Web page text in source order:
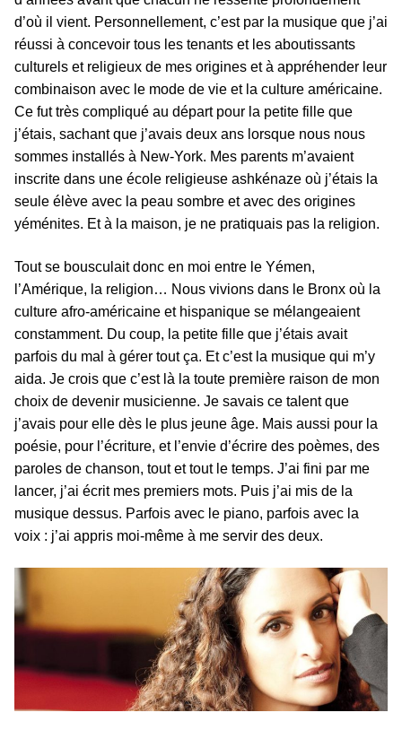
d’où il vient. Personnellement, c’est par la musique que j’ai
réussi à concevoir tous les tenants et les aboutissants
culturels et religieux de mes origines et à appréhender leur
combinaison avec le mode de vie et la culture américaine.
Ce fut très compliqué au départ pour la petite fille que
j’étais, sachant que j’avais deux ans lorsque nous nous
sommes installés à New-York. Mes parents m’avaient
inscrite dans une école religieuse ashkénaze où j’étais la
seule élève avec la peau sombre et avec des origines
yéménites. Et à la maison, je ne pratiquais pas la religion.
Tout se bousculait donc en moi entre le Yémen,
l’Amérique, la religion… Nous vivions dans le Bronx où la
culture afro-américaine et hispanique se mélangeaient
constamment. Du coup, la petite fille que j’étais avait
parfois du mal à gérer tout ça. Et c’est la musique qui m’y
aida. Je crois que c’est là la toute première raison de mon
choix de devenir musicienne. Je savais ce talent que
j’avais pour elle dès le plus jeune âge. Mais aussi pour la
poésie, pour l’écriture, et l’envie d’écrire des poèmes, des
paroles de chanson, tout et tout le temps. J’ai fini par me
lancer, j’ai écrit mes premiers mots. Puis j’ai mis de la
musique dessus. Parfois avec le piano, parfois avec la
voix : j’ai appris moi-même à me servir des deux.